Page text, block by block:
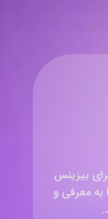
بیزینس
معرفی و